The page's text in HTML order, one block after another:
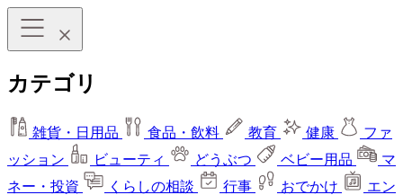
カテゴリ
雑貨・日用品 食品・飲料 教育 健康
ファ
ッション
ビューティ どうぶつ ベビー用品
マ
ネー・投資
くらしの相談 行事 おでかけ
エン